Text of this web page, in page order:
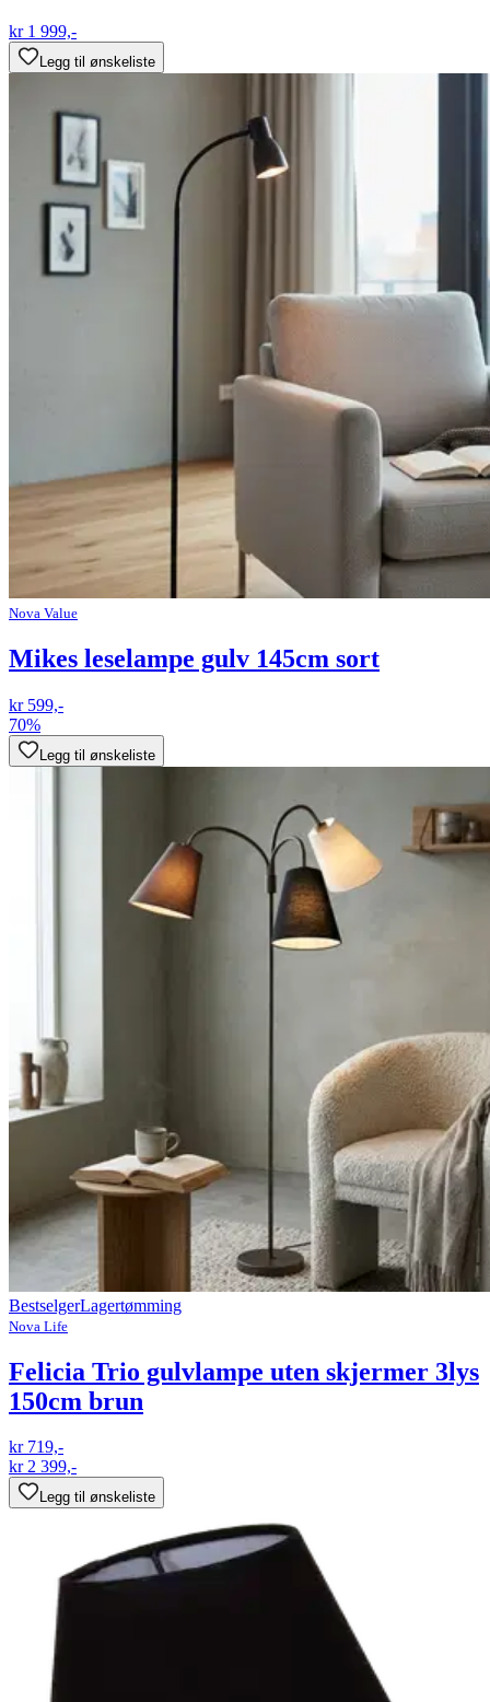
kr 1 999,-
Legg til ønskeliste
Nova Value
Mikes leselampe gulv 145cm sort
kr 599,-
70%
Legg til ønskeliste
BestselgerLagertømming
Nova Life
Felicia Trio gulvlampe uten skjermer 3lys
150cm brun
kr 719,-
kr 2 399,-
Legg til ønskeliste